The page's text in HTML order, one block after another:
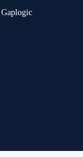
Gaplogic